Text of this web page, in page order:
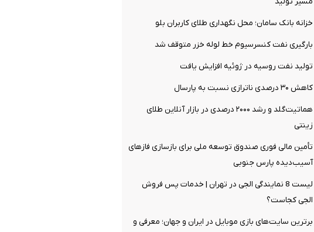
خزانه بانک سامان؛ محل نگهداری طلای کاربران بلو
بارگیری نفت کنسرسیوم خط لوله خزر متوقف شد
تولید نفت روسیه در ژوئیه افزایش یافت
کاهش ۳۰ درصدی ناترازی نسبت به پارسال
هماتیت‌گلد و رشد ۲۰۰۰ درصدی در بازار آنلاین طلای
زینتی
تأمین مالی فوری صندوق توسعه ملی برای بازسازی فازهای
آسیب‌دیده پارس جنوبی
لیست 8 نمایندگی الجی در تهران | خدمات پس فروش
الجی کجاست؟
برترین سایت‌های بازی موبایل در ایران و جهان؛ معرفی و